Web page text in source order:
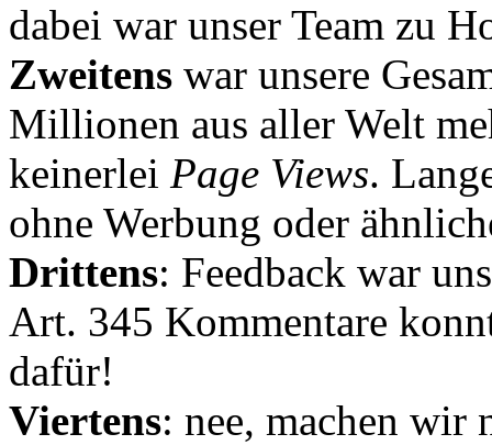
dabei war unser Team zu
Zweitens war unsere
Millionen aus aller Welt
keinerlei Page Views.
ohne Werbung oder
Drittens: Feedback war
Art. 345 Kommentare
dafür!
Viertens: nee, machen wir